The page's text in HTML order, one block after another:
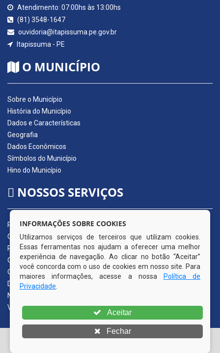
Atendimento: 07:00hs às 13:00hs
(81) 3548-1647
ouvidoria@itapissuma.pe.gov.br
Itapissuma - PE
O MUNICÍPIO
Sobre o Município
História do Município
Dados e Características
Geografia
Dados Econômicos
Símbolos do Município
Hino do Município
NOSSOS SERVIÇOS
Portal da Transparência
Carta de Serviços ao Usuário
Pedido de Acesso à Informação (e-SIC)
Ouvidoria Municipal
Quadro de Avisos
Diário Oficial da AMUPE
Nota Fiscal Eletrônica
Validador Nota Fiscal
© Copyright 2026 Prefeitura Municipal de Itapissuma | Todos
INFORMAÇÕES SOBRE COOKIES
Utilizamos serviços de terceiros que utilizam cookies.
Essas ferramentas nos ajudam a oferecer uma melhor
experiência de navegação. Ao clicar no botão “Aceitar”
você concorda com o uso de cookies em nosso site. Para
maiores informações, acesse a nossa
Política de
Privacidade
Aceitar
Fechar